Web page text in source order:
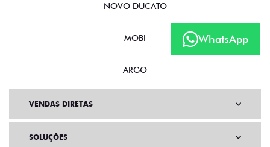
WhatsApp
NOVO DUCATO
MOBI
ARGO
VENDAS DIRETAS
SOLUÇÕES